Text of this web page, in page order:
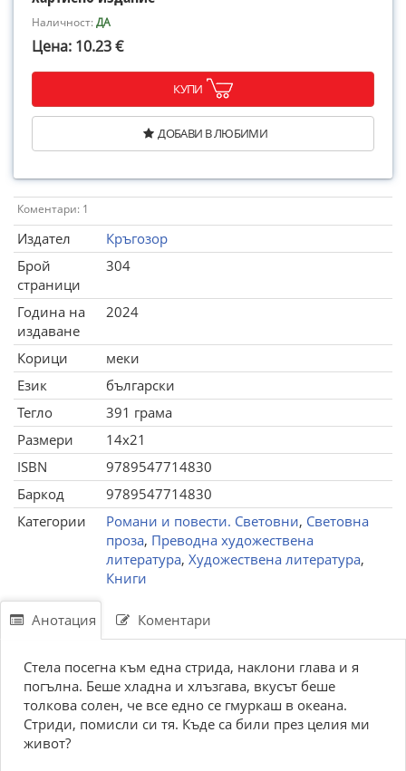
Наличност:ДА
Цена: 10.23 €
КУПИ
ДОБАВИ В ЛЮБИМИ
Коментари: 1
Издател
Кръгозор
Брой
страници
304
Година на
издаване
2024
Корици
меки
Език
български
Тегло
391 грама
Размери
14x21
ISBN
9789547714830
Баркод
9789547714830
Категории
Романи и повести. Световни, Световна
проза, Преводна художествена
литература, Художествена литература,
Книги
Анотация Коментари
Стела посегна към една стрида, наклони глава и я
погълна. Беше хладна и хлъзгава, вкусът беше
толкова солен, че все едно се гмуркаш в океана.
Стриди, помисли си тя. Къде са били през целия ми
живот?